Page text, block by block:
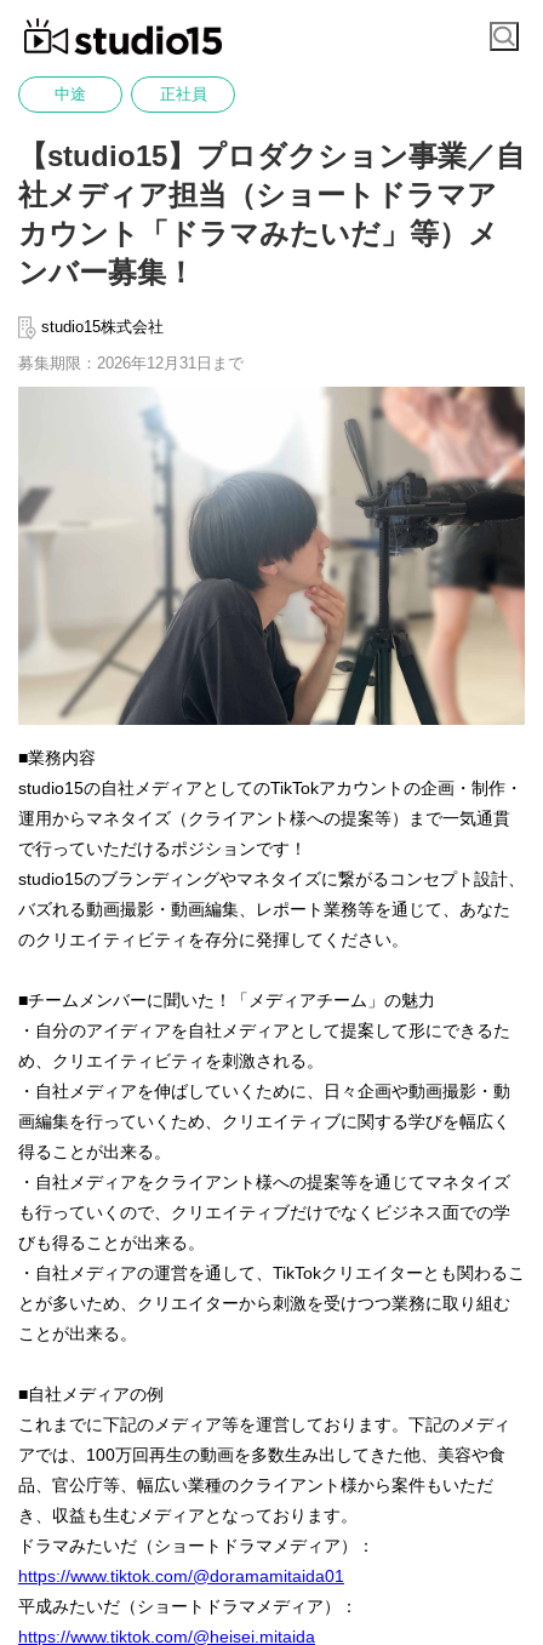
中途 正社員
【studio15】プロダクション事業／自
社メディア担当（ショートドラマア
カウント「ドラマみたいだ」等）メ
ンバー募集！
studio15株式会社
募集期限：2026年12月31日まで
■業務内容
studio15の自社メディアとしてのTikTokアカウントの企画・制作・
運用からマネタイズ（クライアント様への提案等）まで一気通貫
で行っていただけるポジションです！
studio15のブランディングやマネタイズに繋がるコンセプト設計、
バズれる動画撮影・動画編集、レポート業務等を通じて、あなた
のクリエイティビティを存分に発揮してください。
■チームメンバーに聞いた！「メディアチーム」の魅力
・自分のアイディアを自社メディアとして提案して形にできるた
め、クリエイティビティを刺激される。
・自社メディアを伸ばしていくために、日々企画や動画撮影・動
画編集を行っていくため、クリエイティブに関する学びを幅広く
得ることが出来る。
・自社メディアをクライアント様への提案等を通じてマネタイズ
も行っていくので、クリエイティブだけでなくビジネス面での学
びも得ることが出来る。
・自社メディアの運営を通して、TikTokクリエイターとも関わるこ
とが多いため、クリエイターから刺激を受けつつ業務に取り組む
ことが出来る。
■自社メディアの例
これまでに下記のメディア等を運営しております。下記のメディ
アでは、100万回再生の動画を多数生み出してきた他、美容や食
品、官公庁等、幅広い業種のクライアント様から案件もいただ
き、収益も生むメディアとなっております。
ドラマみたいだ（ショートドラマメディア）：
https://www.tiktok.com/@doramamitaida01
平成みたいだ（ショートドラマメディア）：
https://www.tiktok.com/@heisei.mitaida